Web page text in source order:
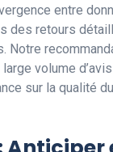
entre
des retours
Notre
volume
sur la qualité